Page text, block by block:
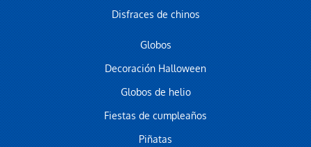
Disfraces de chinos
Globos
Decoración Halloween
Globos de helio
Fiestas de cumpleaños
Piñatas